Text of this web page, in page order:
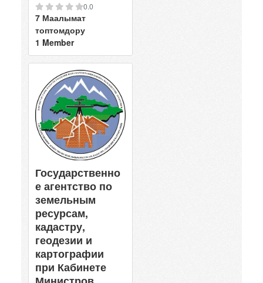
0.0
7 Маалымат
топтомдору
1 Member
Государственно
е агентство по
земельным
ресурсам,
кадастру,
геодезии и
картографии
при Кабинете